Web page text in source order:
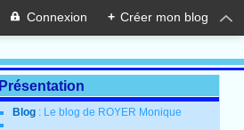
Connexion + Créer mon blog
Présentation
Blog : Le blog de ROYER Monique